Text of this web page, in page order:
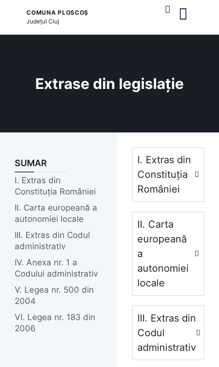
COMUNA PLOSCOȘ
JudețulCluj
Extrase din legislație
SUMAR
I. Extras din
Constituția României
II. Carta europeană a
autonomiei locale
III. Extras din Codul
administrativ
IV. Anexa nr. 1 a
Codului administrativ
V. Legea nr. 500 din
2004
VI. Legea nr. 183 din
2006
I. Extras din
Constituția
României
II. Carta
europeană
a
autonomiei
locale
III. Extras din
Codul
administrativ